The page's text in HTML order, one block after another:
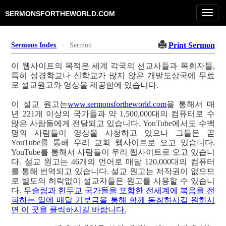
SERMONSFORTHEWORLD.COM
Sermons Index Sermon Print Sermon
이 웹사이트의 목적은 세계 각국의 선교사들과 목회자들,
특히 성경학교나 신학교가 많지 않은 개발도상국에 무료
로 설교원고와 영상을 제공함에 있습니다.
이 설교 원고는www.sermonsfortheworld.com을 통해서 매
년 221개 이상의 국가들과 약 1,500,000대의 컴퓨터로 수
많은 사람들에게 전달되고 있습니다. YouTube에서도 수백
명의 사람들이 영상을 시청하고 있으나 그들은 곧
YouTube를 통해 우리 교회 웹사이트로 오고 있습니다.
YouTube를 통해서 사람들이 우리 웹사이트로 오고 있습니
다. 설교 원고는 46개의 언어로 매달 120,000대의 컴퓨터
를 통해 번역되고 있습니다. 설교 원고는 저작권이 없으므
로 별도의 허락없이 설교자들은 원고를 사용할 수 있습니
다. 무슬림과 힌두교 국가들을 포함한 전세계에 복음을 전
파하는 일에 매달 기부금을 통해 함께 동참하시길 원하시
면 이 곳을 클릭하시길 바랍니다.